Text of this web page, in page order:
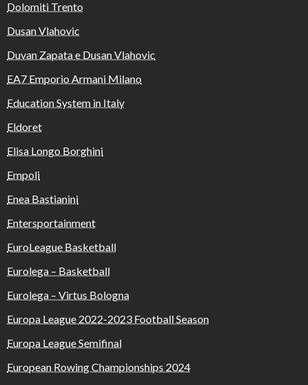
Dolomiti Trento
Dusan Vlahovic
Duvan Zapata e Dusan Vlahovic
EA7 Emporio Armani Milano
Education System in Italy
Eldoret
Elisa Longo Borghini
Empoli
Enea Bastianini
Entersportainment
EuroLeague Basketball
Eurolega – Basketball
Eurolega – Virtus Bologna
Europa League 2022-2023 Football Season
Europa League Semifinal
European Rowing Championships 2024